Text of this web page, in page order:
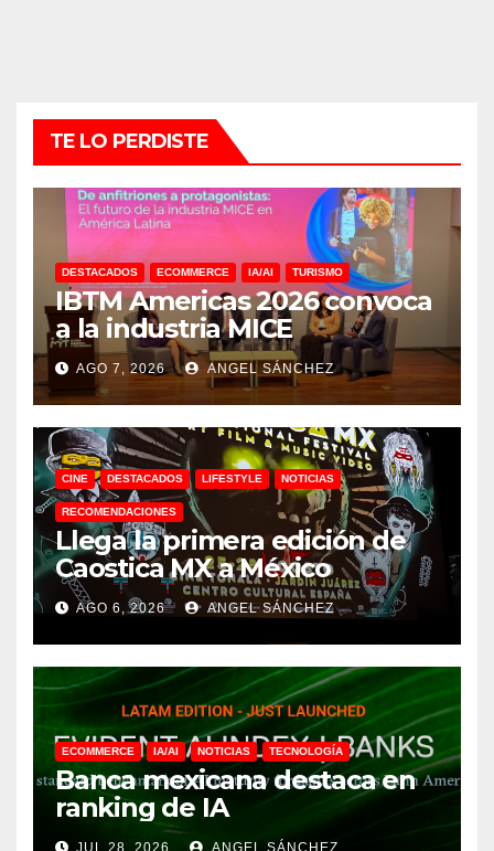
TE LO PERDISTE
DESTACADOS ECOMMERCE IA/AI TURISMO
IBTM Americas 2026 convoca
a la industria MICE
AGO 7, 2026 ANGEL SÁNCHEZ
CINE DESTACADOS LIFESTYLE NOTICIAS
RECOMENDACIONES
Llega la primera edición de
Caostica MX a México
AGO 6, 2026 ANGEL SÁNCHEZ
ECOMMERCE IA/AI NOTICIAS TECNOLOGÍA
Banca mexicana destaca en
ranking de IA
JUL 28, 2026 ANGEL SÁNCHEZ